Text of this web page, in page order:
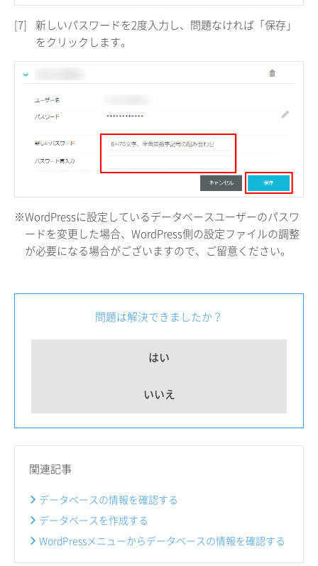
[7]
新しいパスワードを2度入力し、問題なければ「保存」
をクリックします。
※WordPressに設定しているデータベースユーザーのパスワ
ードを変更した場合、WordPress側の設定ファイルの調整
が必要になる場合がございますので、ご留意ください。
問題は解決できましたか？
はい
いいえ
関連記事
データベースの情報を確認する
データベースを作成する
WordPressメニューからデータベースの情報を確認する